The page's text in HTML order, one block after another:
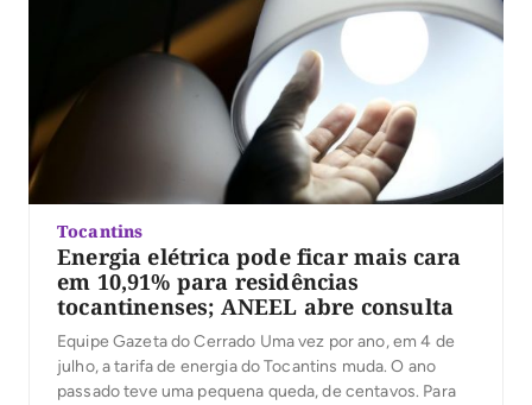
Tocantins
Energia elétrica pode ficar mais cara
em 10,91% para residências
tocantinenses; ANEEL abre consulta
Equipe Gazeta do Cerrado Uma vez por ano, em 4 de
julho, a tarifa de energia do Tocantins muda. O ano
passado teve uma pequena queda, de centavos. Para